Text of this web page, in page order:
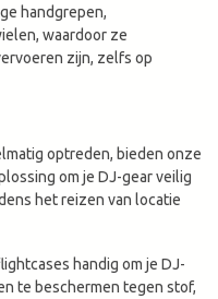
handgrepen,
waardoor ze
zijn, zelfs op
optreden, bieden onze
om je DJ-gear veilig
het reizen van locatie
handig om je DJ-
te beschermen tegen stof,